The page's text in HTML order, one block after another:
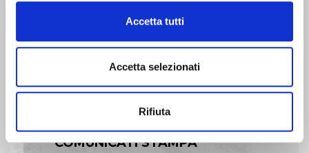
Accetta tutti
Accetta selezionati
Rifiuta
INTERMEDIE
ASSEMBLEE
COMUNICATI STAMPA